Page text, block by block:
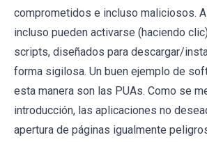
comprometidos e incluso maliciosos.
incluso pueden activarse (haciendo
scripts, diseñados para descargar/
forma sigilosa. Un buen ejemplo de
esta manera son las PUAs. Como se
introducción, las aplicaciones no
apertura de páginas igualmente